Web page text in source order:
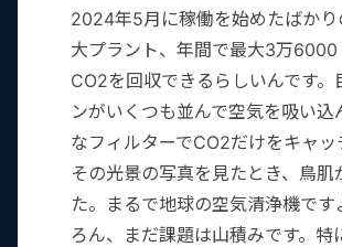
2024年5月に稼働を始めたばかり
大プラント、年間で最大3万6000
CO2を回収できるらしいんです。
ンがいくつも並んで空気を吸い込
なフィルターでCO2だけをキャッ
その光景の写真を見たとき、鳥肌
た。まるで地球の空気清浄機です
ろん、まだ課題は山積みです。特